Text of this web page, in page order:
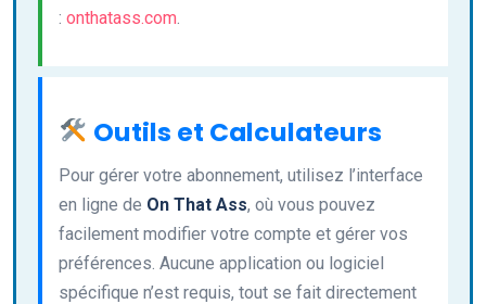
: onthatass.com
Outils et Calculateurs
Pour gérer votre abonnement, utilisez l’interface
en ligne de On That Ass, où vous pouvez
facilement modifier votre compte et gérer vos
préférences. Aucune application ou logiciel
spécifique n’est requis, tout se fait directement